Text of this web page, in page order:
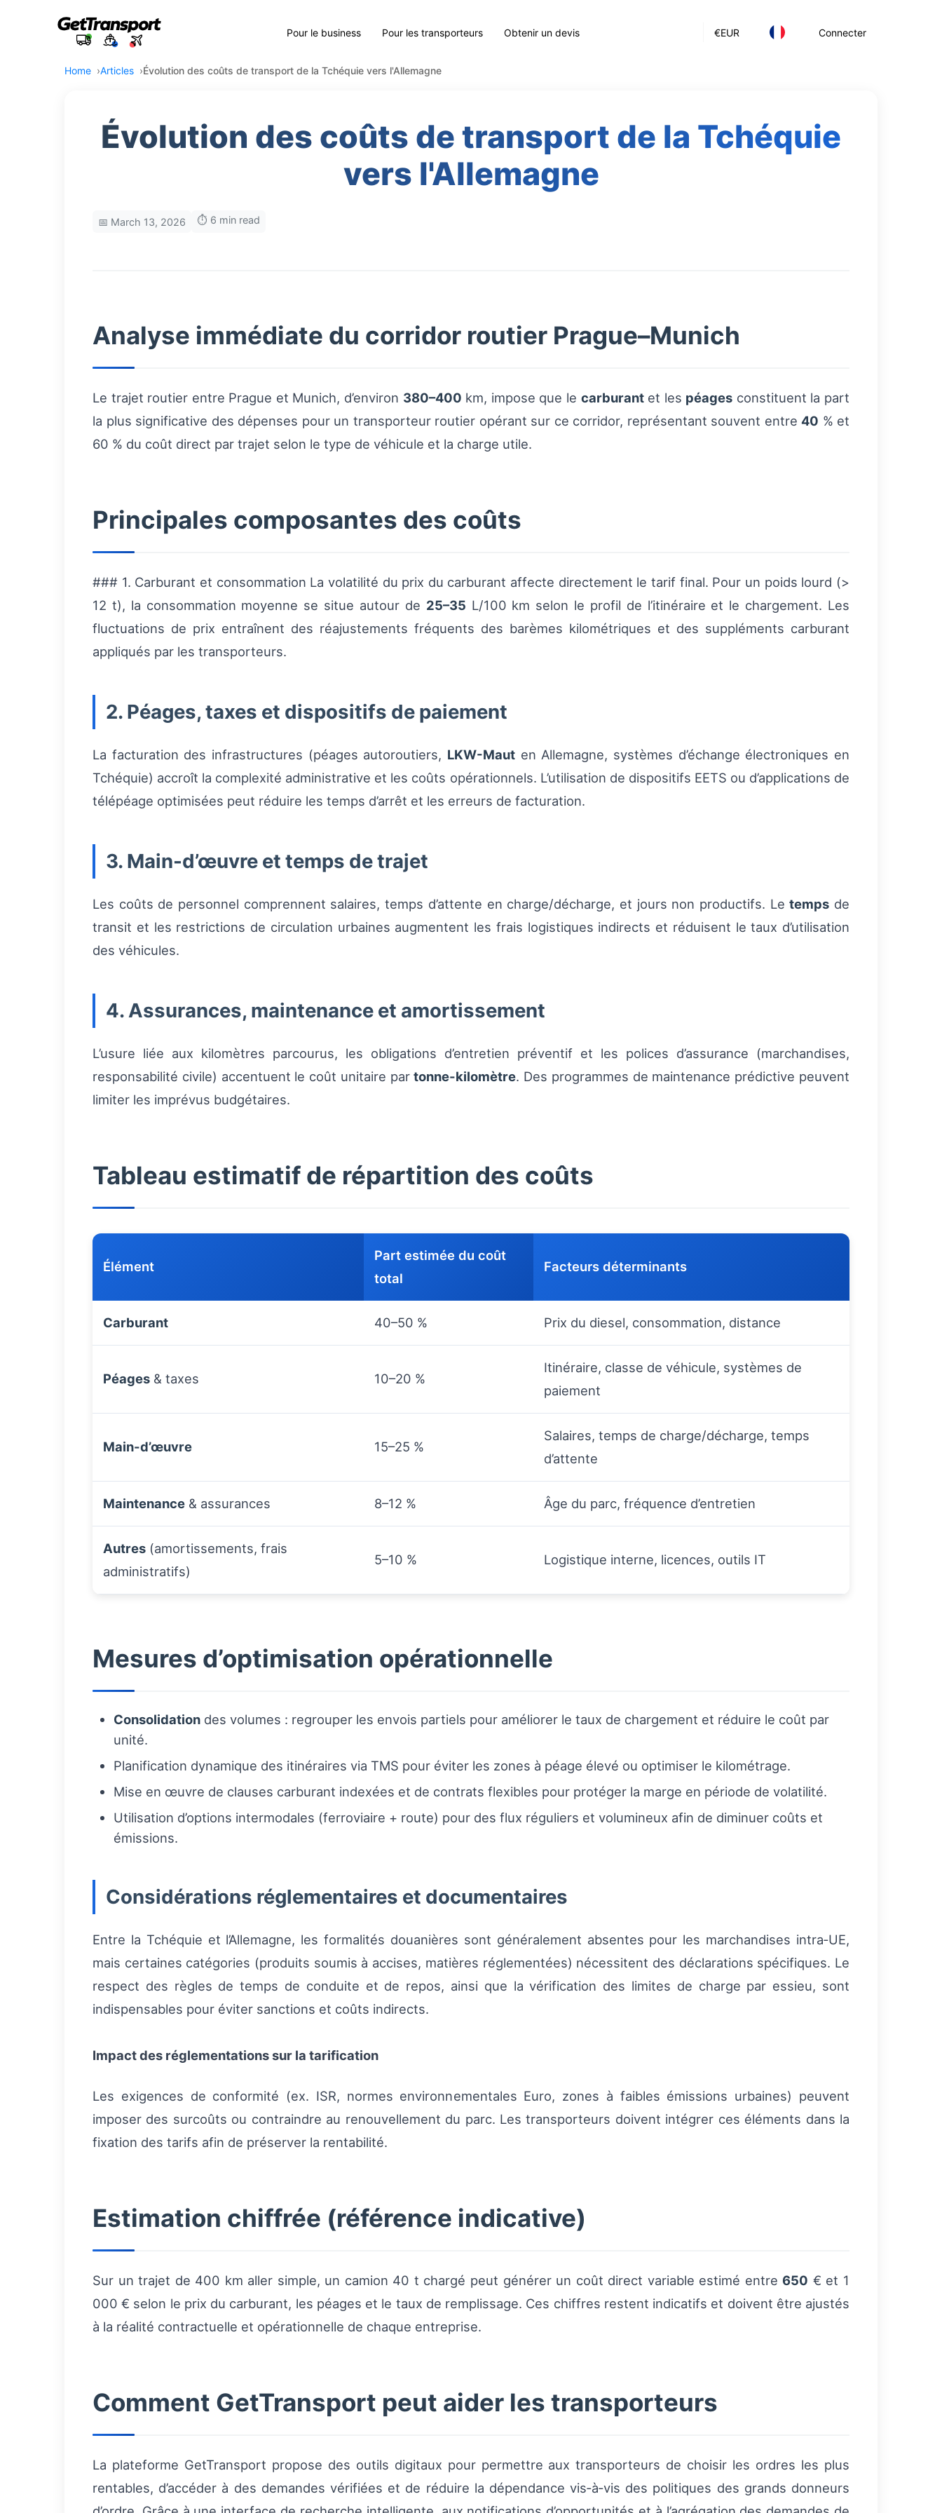
€EUR Connecter
Pour le business Pour les transporteurs Obtenir un devis
Home Articles Évolution des coûts de transport de la Tchéquie vers l'Allemagne
Évolution des coûts de transport de la Tchéquie
vers l'Allemagne
📅 March 13, 2026 ⏱️ 6 min read
Analyse immédiate du corridor routier Prague–Munich
Le trajet routier entre Prague et Munich, d’environ 380–400 km, impose que le carburantet les péages constituent la part
la plus significative des dépenses pour un transporteur routier opérant sur ce corridor, représentant souvent entre 40 % et
60 % du coût direct par trajet selon le type de véhicule et la charge utile.
Principales composantes des coûts
### 1. Carburant et consommation La volatilité du prix du carburant affecte directement le tarif final. Pour un poids lourd (>
12 t), la consommation moyenne se situe autour de 25–35 L/100 km selon le profil de l’itinéraire et le chargement. Les
fluctuations de prix entraînent des réajustements fréquents des barèmes kilométriques et des suppléments carburant
appliqués par les transporteurs.
2. Péages, taxes et dispositifs de paiement
La facturation des infrastructures (péages autoroutiers, LKW-Maut en Allemagne, systèmes d’échange électroniques en
Tchéquie) accroît la complexité administrative et les coûts opérationnels. L’utilisation de dispositifs EETS ou d’applications de
télépéage optimisées peut réduire les temps d’arrêt et les erreurs de facturation.
3. Main-d’œuvre et temps de trajet
Les coûts de personnel comprennent salaires, temps d’attente en charge/décharge, et jours non productifs. Letemps de
transit et les restrictions de circulation urbaines augmentent les frais logistiques indirects et réduisent le taux d’utilisation
des véhicules.
4. Assurances, maintenance et amortissement
L’usure liée aux kilomètres parcourus, les obligations d’entretien préventif et les polices d’assurance (marchandises,
responsabilité civile) accentuent le coût unitaire partonne-kilomètre. Des programmes de maintenance prédictive peuvent
limiter les imprévus budgétaires.
Tableau estimatif de répartition des coûts
Élément
Part estimée du coût
total
Facteurs déterminants
Carburant 40–50 % Prix du diesel, consommation, distance
Péages & taxes 10–20 %
Itinéraire, classe de véhicule, systèmes de
paiement
Main-d’œuvre 15–25 %
Salaires, temps de charge/décharge, temps
d’attente
Maintenance & assurances 8–12 % Âge du parc, fréquence d’entretien
Autres (amortissements, frais
administratifs)
5–10 % Logistique interne, licences, outils IT
Mesures d’optimisation opérationnelle
Consolidation des volumes : regrouper les envois partiels pour améliorer le taux de chargement et réduire le coût par
unité.
Planification dynamique des itinéraires via TMS pour éviter les zones à péage élevé ou optimiser le kilométrage.
Mise en œuvre de clauses carburant indexées et de contrats flexibles pour protéger la marge en période de volatilité.
Utilisation d’options intermodales (ferroviaire + route) pour des flux réguliers et volumineux afin de diminuer coûts et
émissions.
Considérations réglementaires et documentaires
Entre la Tchéquie et l’Allemagne, les formalités douanières sont généralement absentes pour les marchandises intra‑UE,
mais certaines catégories (produits soumis à accises, matières réglementées) nécessitent des déclarations spécifiques. Le
respect des règles de temps de conduite et de repos, ainsi que la vérification des limites de charge par essieu, sont
indispensables pour éviter sanctions et coûts indirects.
Impact des réglementations sur la tarification
Les exigences de conformité (ex. ISR, normes environnementales Euro, zones à faibles émissions urbaines) peuvent
imposer des surcoûts ou contraindre au renouvellement du parc. Les transporteurs doivent intégrer ces éléments dans la
fixation des tarifs afin de préserver la rentabilité.
Estimation chiffrée (référence indicative)
Sur un trajet de 400 km aller simple, un camion 40 t chargé peut générer un coût direct variable estimé entre 650 € et 1
000 € selon le prix du carburant, les péages et le taux de remplissage. Ces chiffres restent indicatifs et doivent être ajustés
à la réalité contractuelle et opérationnelle de chaque entreprise.
Comment GetTransport peut aider les transporteurs
La plateforme GetTransport propose des outils digitaux pour permettre aux transporteurs de choisir les ordres les plus
rentables, d’accéder à des demandes vérifiées et de réduire la dépendance vis‑à‑vis des politiques des grands donneurs